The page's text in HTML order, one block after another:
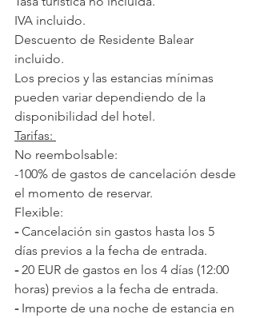
IVA incluido.
Descuento de Residente Balear
incluido.
Los precios y las estancias mínimas
pueden variar dependiendo de la
disponibilidad del hotel.
Tarifas:
No reembolsable:
-100% de gastos de cancelación desde
el momento de reservar.
Flexible:
- Cancelación sin gastos hasta los 5
días previos a la fecha de entrada.
- 20 EUR de gastos en los 4 días (12:00
horas) previos a la fecha de entrada.
- Importe de una noche de estancia en